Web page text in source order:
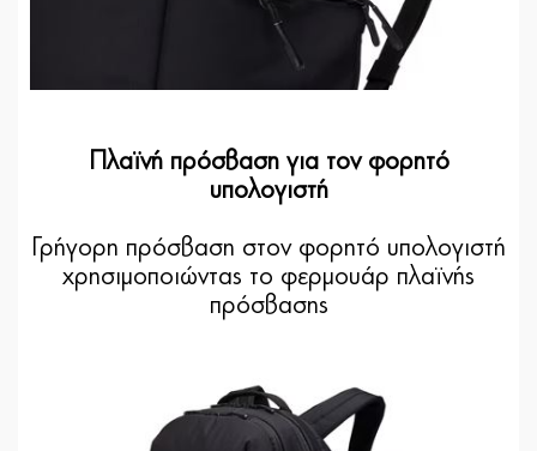
Πλαϊνή πρόσβαση για τον φορητό
υπολογιστή
Γρήγορη πρόσβαση στον φορητό υπολογιστή
χρησιμοποιώντας το φερμουάρ πλαϊνής
πρόσβασης